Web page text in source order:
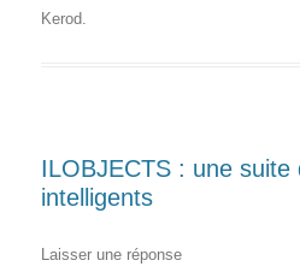
Kerod.
ILOBJECTS : une suite
intelligents
Laisser une réponse